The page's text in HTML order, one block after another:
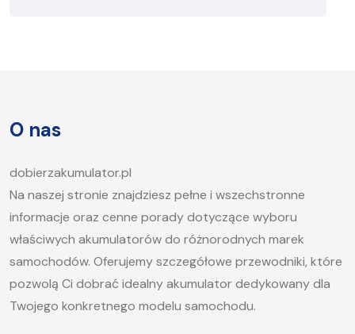
O nas
dobierzakumulator.pl
Na naszej stronie znajdziesz pełne i wszechstronne
informacje oraz cenne porady dotyczące wyboru
właściwych akumulatorów do różnorodnych marek
samochodów. Oferujemy szczegółowe przewodniki, które
pozwolą Ci dobrać idealny akumulator dedykowany dla
Twojego konkretnego modelu samochodu.